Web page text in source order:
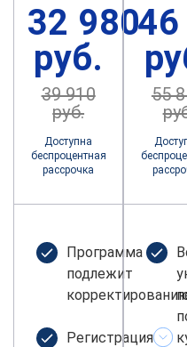
32 980
руб.
39 910
руб.
Доступна
беспроцентная
рассрочка
Программа не
подлежит
Регистрация
55